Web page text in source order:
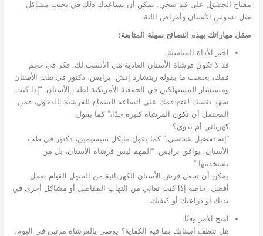
مفتاح الحصول على فم صحي. يمكن أن يساعدك ذلك في تجنب مشاكل
مثل تسوس الأسنان وأمراض اللثة.
صقل مهاراتك بهذه النصائح سهلة المتابعة:
اختر الأداة المناسبة
قد لا تكون فرشاة الأسنان العادية هي الأنسب لك. فكر في حجم
فمك، بحسب ما يقوله ريتشارد إتش. برايس، دكتور في طب الأسنان
ومستشار للمستهلكين في الجمعية الأمريكية لطب الأسنان. “إذا كنت
تجهد نفسك لفتح فمك على اتساعه للسماح للفرشاة بالدخول، فمن
المحتمل أن تكون الفرشاة كبيرة جدًا،” كما يقول.
كهربائي أم يدوي؟
“إنه تفضيل شخصي،” كما يقول مايكل سيسيمين، دكتور في طب
الأسنان. يوافق برايس. “المهم ليس فرشاة الأسنان، بل من
يستخدمها.”
يمكن أن تجعل فرش الأسنان الكهربائية من السهل القيام بعمل
أفضل، خاصة إذا كنت تعاني من التهاب المفاصل أو مشاكل أخرى في
يديك أو ذراعيك أو كتفيك.
امنح الأمر وقتًا
هل تنظف أسنانك بما فيه الكفاية؟ يوصى بالفرشاة مرتين في اليوم،